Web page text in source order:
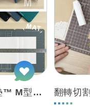
iMAT® 翻轉切割墊™ M型_加厚新升級 雙面切割